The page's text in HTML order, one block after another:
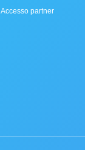
Accesso partner